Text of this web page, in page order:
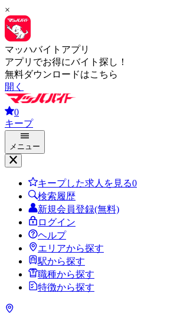
×
マッハバイトアプリ
アプリでお得にバイト探し！
無料ダウンロードはこちら
開く
0
キープ
メニュー
キープした求人を見る0
検索履歴
新規会員登録(無料)
ログイン
ヘルプ
エリアから探す
駅から探す
職種から探す
特徴から探す